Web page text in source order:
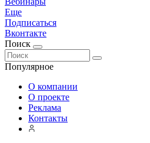
Еще
Подписаться
Вконтакте
Поиск
Популярное
О компании
О проекте
Реклама
Контакты